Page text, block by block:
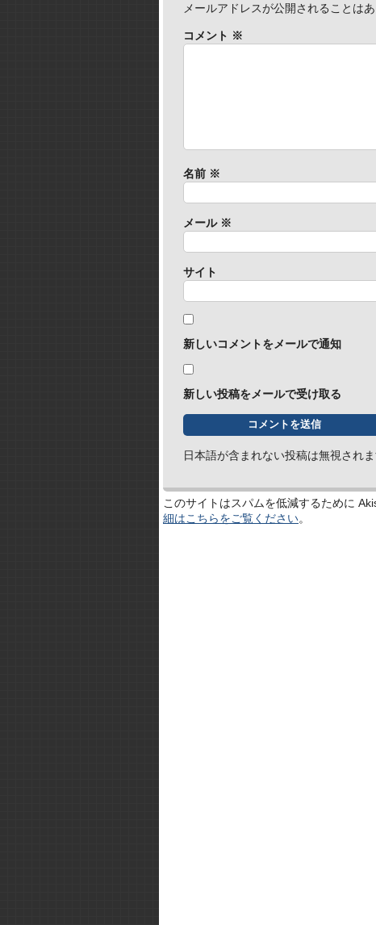
メールアドレスが公開されることはあ
コメント ※
名前 ※
メール ※
サイト
新しいコメントをメールで通知
新しい投稿をメールで受け取る
日本語が含まれない投稿は無視され
このサイトはスパムを低減するために
細はこちらをご覧ください。